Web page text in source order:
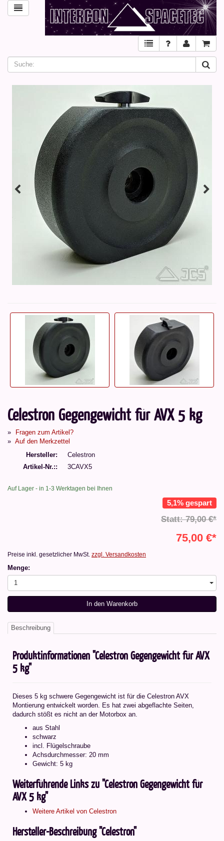
Celestron Gegengewicht für AVX 5 kg
Fragen zum Artikel?
Auf den Merkzettel
Hersteller
Celestron
Artikel-Nr.:
3CAVX5
Auf Lager - in 1-3 Werktagen bei Ihnen
5,1% gespart
Statt: 79,00 €*
75,00 €*
Preise inkl. gesetzlicher MwSt. zzgl. Versandkosten
Menge:
1
In den Warenkorb
Beschreibung
Produktinformationen "Celestron Gegengewicht für AVX
5 kg"
Dieses 5 kg schwere Gegengewicht ist für die Celestron AVX
Montierung entwickelt worden. Es hat zwei abgeflachte Seiten,
dadurch stößt es nicht an der Motorbox an.
aus Stahl
schwarz
incl. Flügelschraube
Achsdurchmesser: 20 mm
Gewicht: 5 kg
Weiterführende Links zu "Celestron Gegengewicht für
AVX 5 kg"
Weitere Artikel von Celestron
Hersteller-Beschreibung "Celestron"